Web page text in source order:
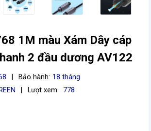
1M màu Xám Dây cáp
2 đầu dương AV122
Bảo hành: 18 tháng
Lượt xem: 778